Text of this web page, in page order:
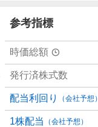
参考指標
時価総額
発行済株式数
配当利回り （会社予想）
1株配当 （会社予想）